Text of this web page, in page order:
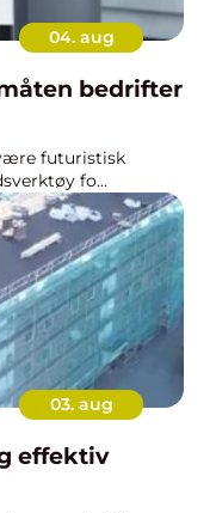
04. aug
bedrifter
futuristisk
fo...
03. aug